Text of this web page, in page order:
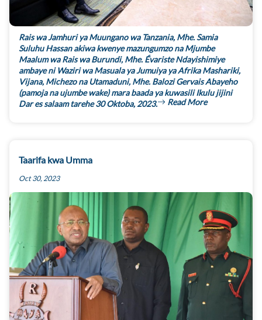
Rais wa Jamhuri ya Muungano wa Tanzania, Mhe. Samia
Suluhu Hassan akiwa kwenye mazungumzo na Mjumbe
Maalum wa Rais wa Burundi, Mhe. Évariste Ndayishimiye
ambaye ni Waziri wa Masuala ya Jumuiya ya Afrika Mashariki,
Vijana, Michezo na Utamaduni, Mhe. Balozi Gervais Abayeho
(pamoja na ujumbe wake) mara baada ya kuwasili Ikulu jijini
Dar es salaam tarehe 30 Oktoba, 2023.
Read More
Taarifa kwa Umma
Oct 30, 2023